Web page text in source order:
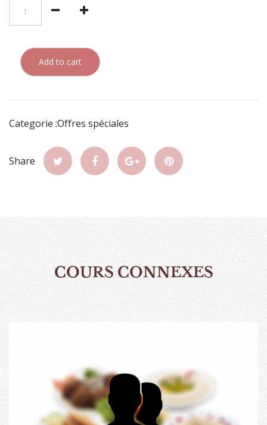
Add to cart
Categorie :Offres spéciales
Share
COURS CONNEXES